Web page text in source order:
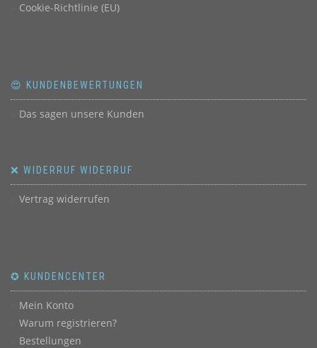
Cookie-Richtlinie (EU)
😍 KUNDENBEWERTUNGEN
Das sagen unsere Kunden
❌ WIDERRUF WIDERRUF
Vertrag widerrufen
✪ KUNDENCENTER
Mein Konto
Warum registrieren?
Bestellungen